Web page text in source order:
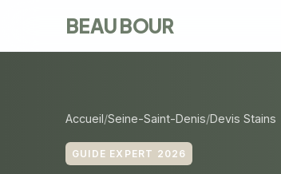
BEAU BOUR
Accueil Seine-Saint-Denis Devis Stains
GUIDE EXPERT 2026